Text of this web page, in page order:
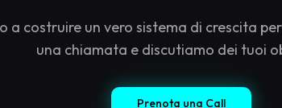
a costruire un vero sistema di crescita
una chiamata e discutiamo dei tuoi
Prenota una Call